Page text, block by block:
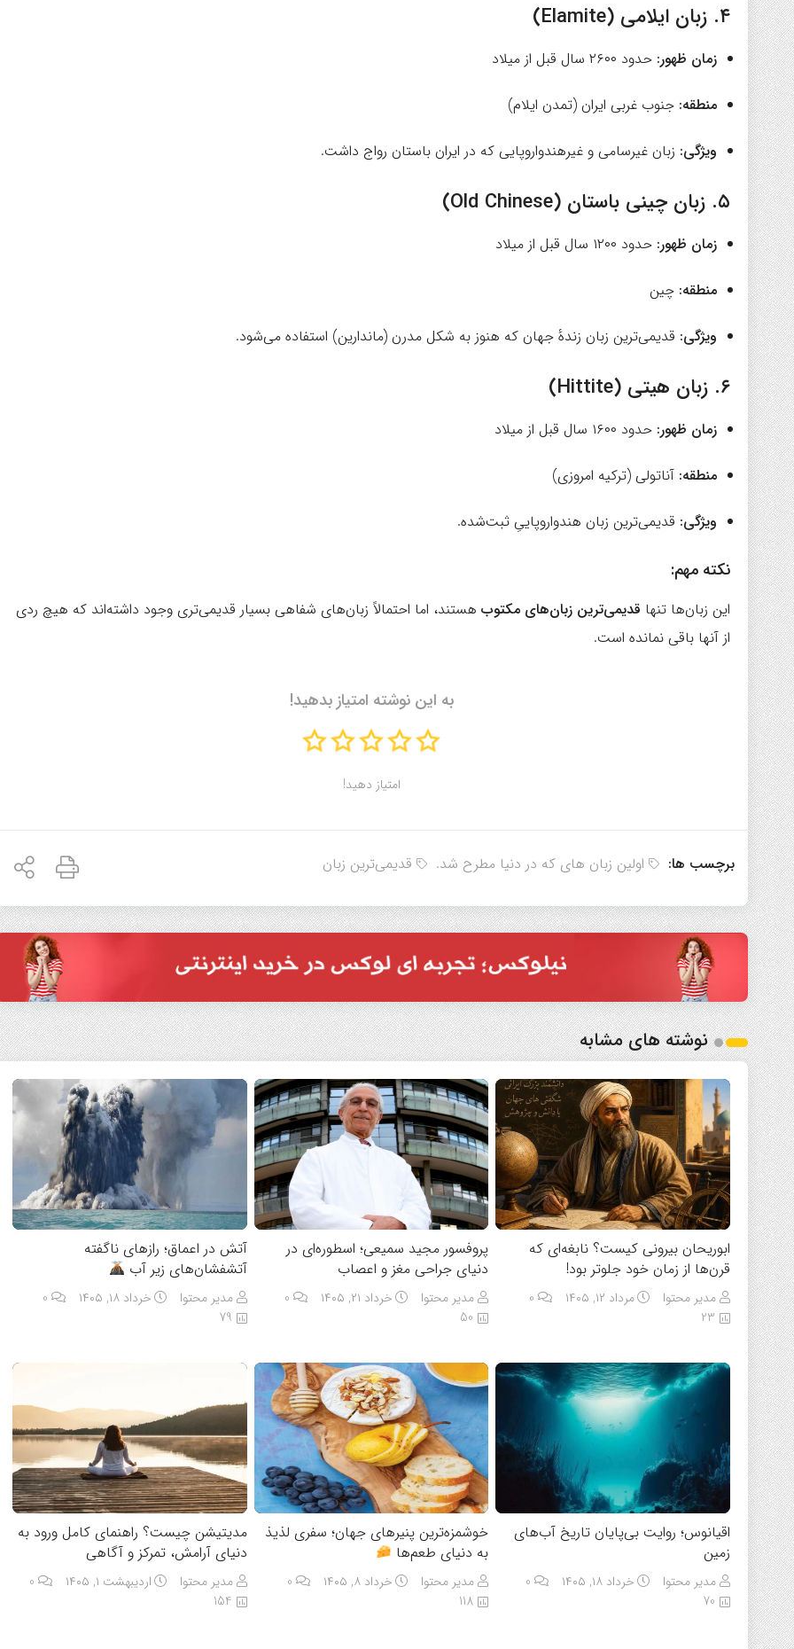
۴. زبان ایلامی (Elamite)
زمان ظهور: حدود ۲۶۰۰ سال قبل از میلاد
منطقه: جنوب غربی ایران (تمدن ایلام)
ویژگی: زبان غیرسامی و غیرهندواروپایی که در ایران باستان رواج داشت.
۵. زبان چینی باستان (Old Chinese)
زمان ظهور: حدود ۱۲۰۰ سال قبل از میلاد
منطقه: چین
ویژگی: قدیمی‌ترین زبان زندهٔ جهان که هنوز به شکل مدرن (ماندارین) استفاده می‌شود.
۶. زبان هیتی (Hittite)
زمان ظهور: حدود ۱۶۰۰ سال قبل از میلاد
منطقه: آناتولی (ترکیه امروزی)
ویژگی: قدیمی‌ترین زبان هندواروپاییِ ثبت‌شده.
نکته مهم:
این زبان‌ها تنها قدیمی‌ترین زبان‌های مکتوب هستند، اما احتمالاً زبان‌های شفاهی بسیار قدیمی‌تری وجود داشته‌اند که هیچ ردی
از آنها باقی نمانده است.
به این نوشته امتیاز بدهید!
امتیاز دهید!
برچسب ها: اولین زبان های که در دنیا مطرح شد. قدیمی‌ترین زبان‌
نوشته های مشابه
ابوریحان بیرونی کیست؟ نابغه‌ای که
قرن‌ها از زمان خود جلوتر بود!
مدیر محتوا مرداد ۱۲, ۱۴۰۵
23
پروفسور مجید سمیعی؛ اسطوره‌ای در
دنیای جراحی مغز و اعصاب
مدیر محتوا خرداد ۲۱, ۱۴۰۵
0
50
آتش در اعماق؛ رازهای ناگفته
آتشفشان‌های زیر آب
مدیر محتوا خرداد ۱۸, ۱۴۰۵
79
اقیانوس؛ روایت بی‌پایان تاریخ آب‌های
زمین
مدیر محتوا خرداد ۱۸, ۱۴۰۵
70
خوشمزه‌ترین پنیرهای جهان؛ سفری لذیذ
به دنیای طعم‌ها
مدیر محتوا خرداد ۸, ۱۴۰۵
0
118
مدیتیشن چیست؟ راهنمای کامل ورود به
دنیای آرامش، تمرکز و آگاهی
مدیر محتوا اردیبهشت ۱, ۱۴۰۵
154